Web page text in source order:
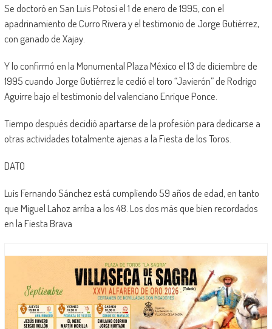
Se doctoró en San Luis Potosí el 1 de enero de 1995, con el
apadrinamiento de Curro Rivera y el testimonio de Jorge Gutiérrez,
con ganado de Xajay.
Y lo confirmó en la Monumental Plaza México el 13 de diciembre de
1995 cuando Jorge Gutiérrez le cedió el toro “Javierón” de Rodrigo
Aguirre bajo el testimonio del valenciano Enrique Ponce.
Tiempo después decidió apartarse de la profesión para dedicarse a
otras actividades totalmente ajenas a la Fiesta de los Toros.
DATO
Luis Fernando Sánchez está cumpliendo 59 años de edad, en tanto
que Miguel Lahoz arriba a los 48. Los dos más que bien recordados
en la Fiesta Brava